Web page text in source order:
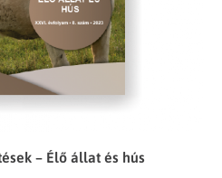
– Élő állat és hús